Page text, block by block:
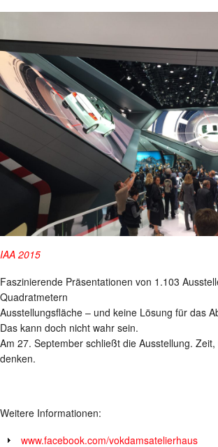
IAA 2015
Faszinierende Präsentationen von 1.103
Quadratmetern
Ausstellungsfläche – und keine Lösung für das
Das kann doch nicht wahr sein.
Am 27. September schließt die Ausstellung.
denken.
Weitere Informationen:
www.facebook.com/vokdamsatelierhaus